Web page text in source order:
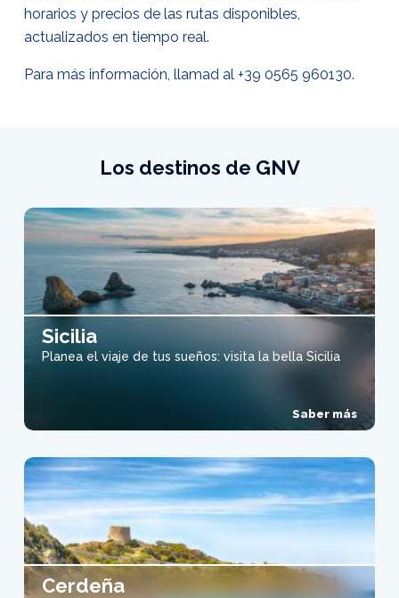
horarios y precios de las rutas disponibles,
actualizados en tiempo real.
Para más información, llamad al +39 0565 960130.
Los destinos de GNV
Sicilia
Planea el viaje de tus sueños: visita la bella Sicilia
Saber más
Cerdeña